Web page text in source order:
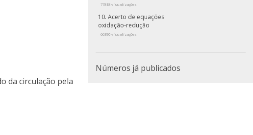
da circulação pela
77818 visualizações
Acerto de equações
oxidação-redução
66390 visualizações
Números já publicados